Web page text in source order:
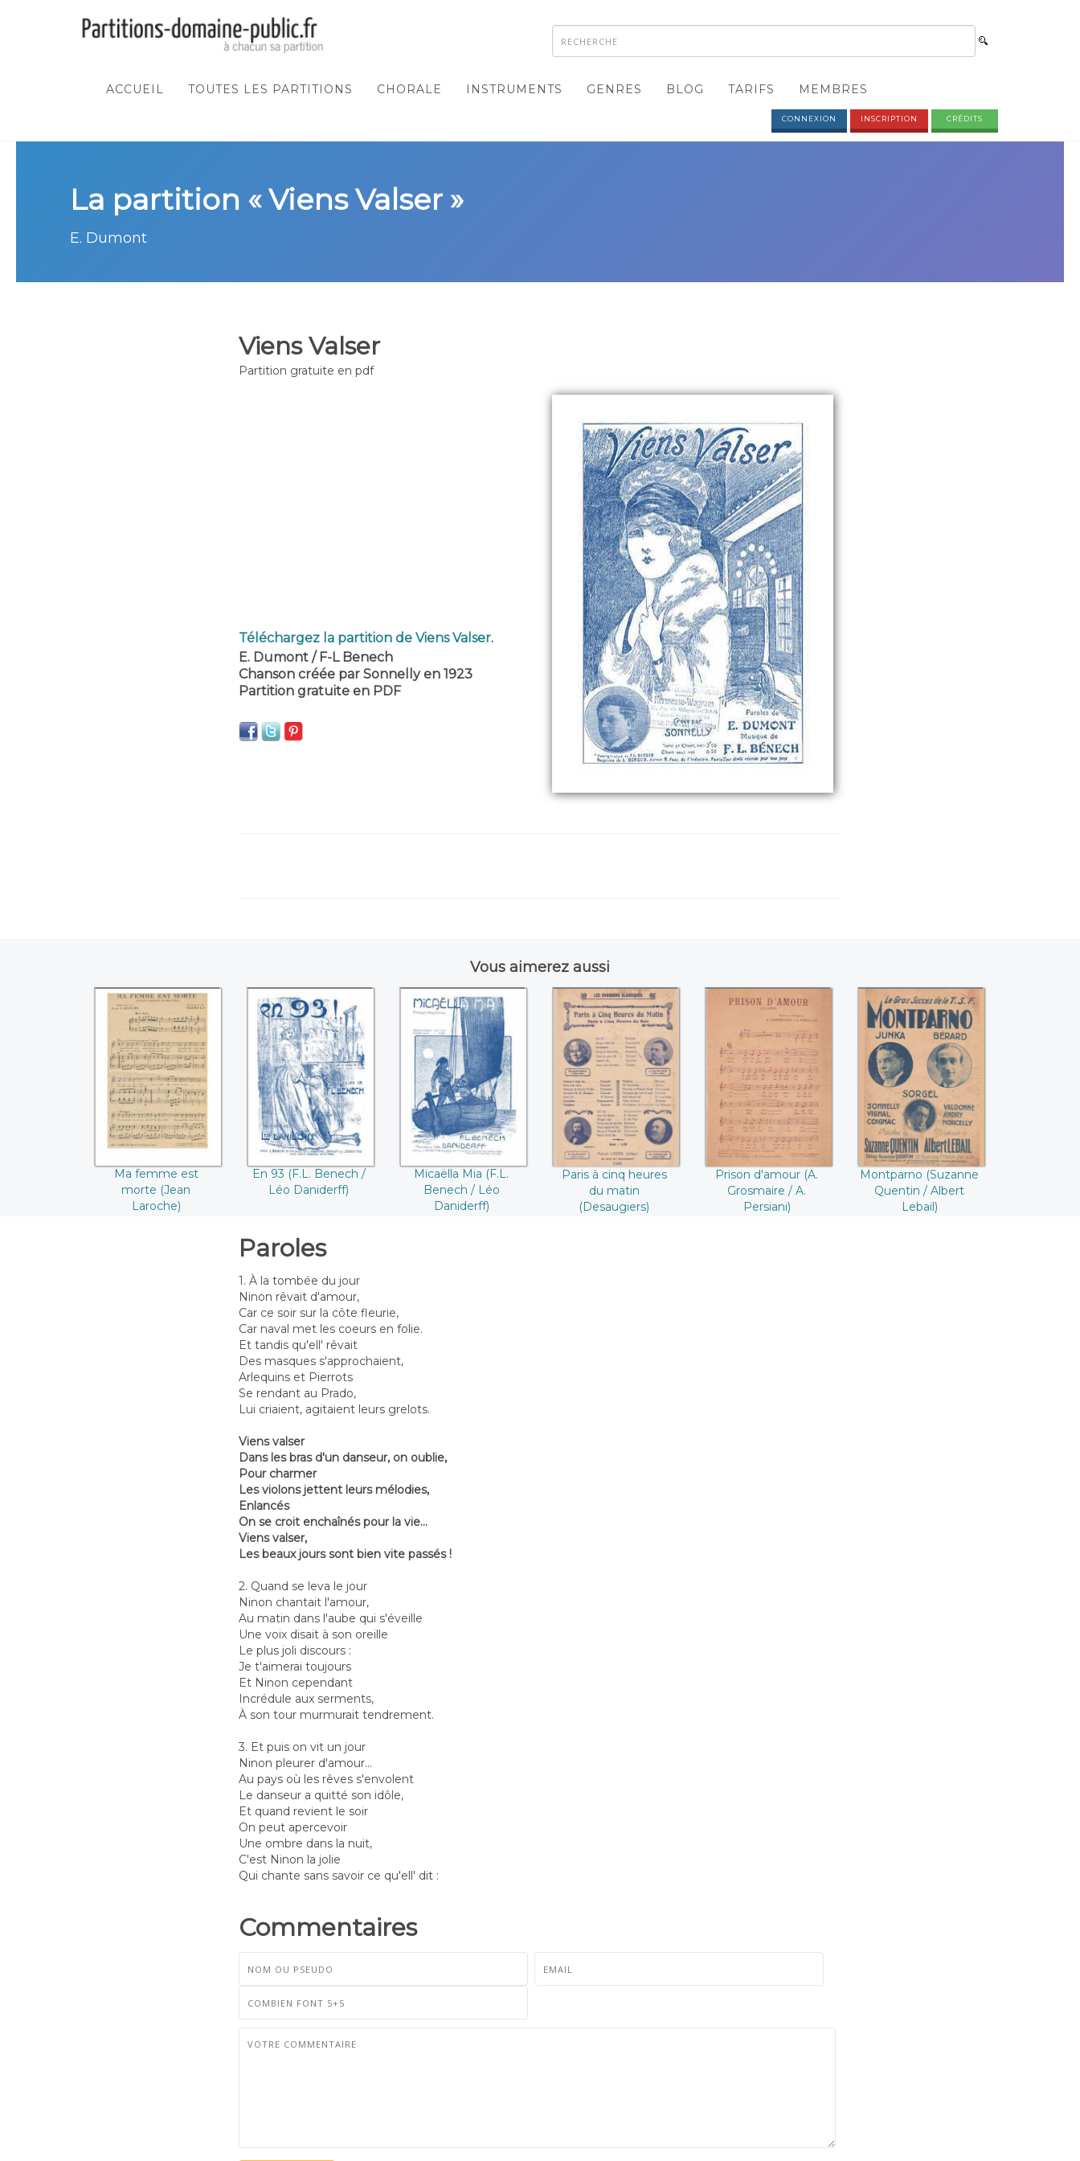
ACCUEIL TOUTES LES PARTITIONS CHORALE INSTRUMENTS GENRES BLOG TARIFS MEMBRES
CONNEXION INSCRIPTION CRÉDITS
La partition « Viens Valser »
E. Dumont
Viens Valser
Partition gratuite en pdf
Téléchargez la partition de Viens Valser.
E. Dumont / F-L Benech
Chanson créée par Sonnelly en 1923
Partition gratuite en PDF
Vous aimerez aussi
Ma femme est
morte (Jean
Laroche)
Ma femme est
morte (Jean
Laroche)
En 93 (F.L. Benech /
Léo Daniderff)
En 93 (F.L. Benech /
Léo Daniderff)
Micaëlla Mia (F.L.
Benech / Léo
Daniderff)
Micaëlla Mia (F.L.
Benech / Léo
Daniderff)
Paris à cinq heures
du matin
(Desaugiers)
Paris à cinq heures
du matin
(Desaugiers)
Prison d'amour (A.
Grosmaire / A.
Persiani)
Prison d'amour (A.
Grosmaire / A.
Persiani)
Montparno
(Suzanne Quentin
/ Albert Lebail)
Montparno (Suzanne
Quentin / Albert
Lebail)
Paroles
1. À la tombée du jour
Ninon rêvait d'amour,
Car ce soir sur la côte fleurie,
Car naval met les coeurs en folie.
Et tandis qu'ell' rêvait
Des masques s'approchaient,
Arlequins et Pierrots
Se rendant au Prado,
Lui criaient, agitaient leurs grelots.
Viens valser
Dans les bras d'un danseur, on oublie,
Pour charmer
Les violons jettent leurs mélodies,
Enlancés
On se croit enchaînés pour la vie...
Viens valser,
Les beaux jours sont bien vite passés !
2. Quand se leva le jour
Ninon chantait l'amour,
Au matin dans l'aube qui s'éveille
Une voix disait à son oreille
Le plus joli discours :
Je t'aimerai toujours
Et Ninon cependant
Incrédule aux serments,
À son tour murmurait tendrement.
3. Et puis on vit un jour
Ninon pleurer d'amour...
Au pays où les rêves s'envolent
Le danseur a quitté son idôle,
Et quand revient le soir
On peut apercevoir
Une ombre dans la nuit,
C'est Ninon la jolie
Qui chante sans savoir ce qu'ell' dit :
Commentaires